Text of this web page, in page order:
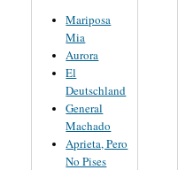
Mariposa
Mia
Aurora
El
Deutschland
General
Machado
Aprieta, Pero
No Pises